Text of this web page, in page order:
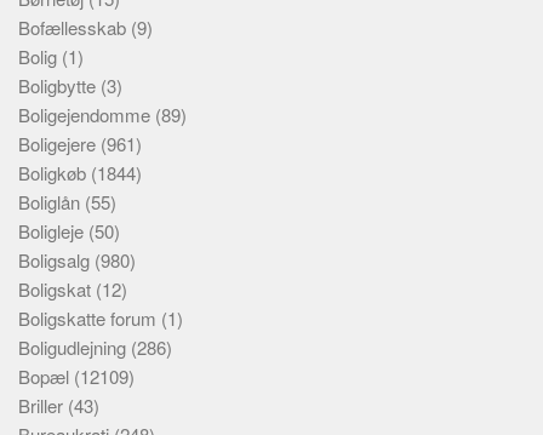
Bofællesskab (9)
Bolig (1)
Boligbytte (3)
Boligejendomme (89)
Boligejere (961)
Boligkøb (1844)
Boliglån (55)
Boligleje (50)
Boligsalg (980)
Boligskat (12)
Boligskatte forum (1)
Boligudlejning (286)
Bopæl (12109)
Briller (43)